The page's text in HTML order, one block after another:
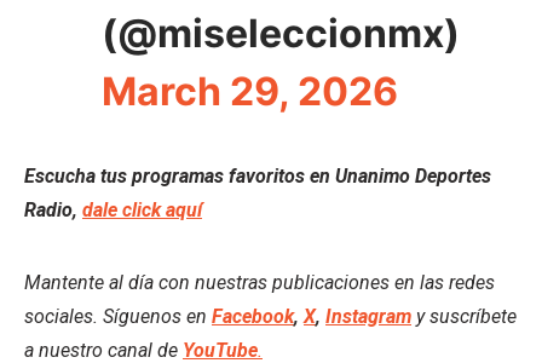
(@miseleccionmx)
March 29, 2026
Escucha tus programas favoritos en Unanimo Deportes
Radio, dale click aquí
Mantente al día con nuestras publicaciones en las redes
sociales. Síguenos en Facebook,X, Instagram y suscríbete
a nuestro canal de YouTube.